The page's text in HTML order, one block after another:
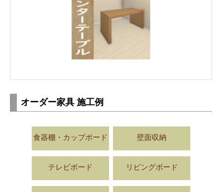
オーダー家具 施工例
食器棚・カップボード 壁面収納
テレビボード リビングボード